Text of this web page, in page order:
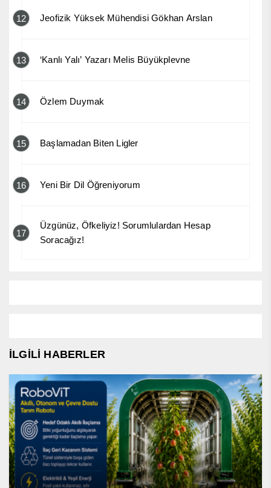
12 Jeofizik Yüksek Mühendisi Gökhan Arslan
13 ‘Kanlı Yalı’ Yazarı Melis Büyükplevne
14 Özlem Duymak
15 Başlamadan Biten Ligler
16 Yeni Bir Dil Öğreniyorum
17
Üzgünüz, Öfkeliyiz! Sorumlulardan Hesap
Soracağız!
İLGİLİ HABERLER